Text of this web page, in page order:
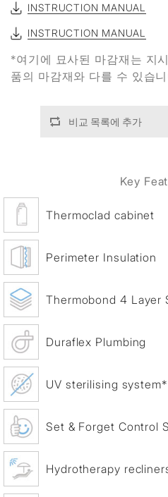
INSTRUCTION MANUAL
INSTRUCTION MANUAL
*여기에 묘사된 마감재는 지
품의 마감재와 다를 수 있습
비교 목록에 추가
Key
Thermoclad cabinet
Perimeter Insulation
Thermobond 4 Layer
Duraflex Plumbing
UV sterilising system*
Set & Forget Control
Hydrotherapy